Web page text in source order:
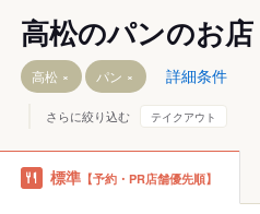
高松駅
香西駅
八栗口駅
讃岐牟礼駅
高松のパンのお店
高松 パン 詳細条件
さらに絞り込む テイクアウト
標準 【予約・PR店舗優先順】